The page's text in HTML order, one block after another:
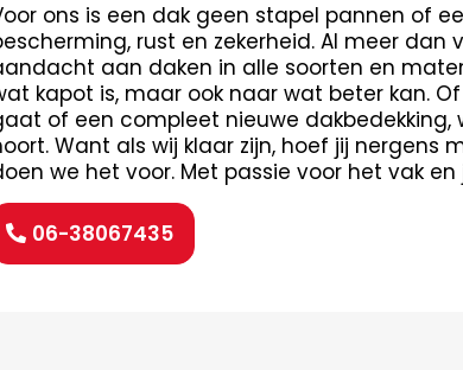
ons is een dak geen stapel pannen of
rust en zekerheid. Al meer dan
aan daken in alle soorten en
kapot is, maar ook naar wat beter kan.
of een compleet nieuwe dakbedekking,
Want als wij klaar zijn, hoef jij nergens
we het voor. Met passie voor het vak en
06-38067435